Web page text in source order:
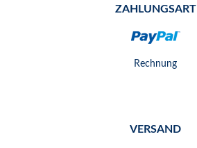
ZAHLUNGSART
Rechnung
VERSAND